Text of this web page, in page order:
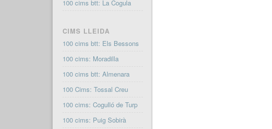
100 cims btt: La Cogula
CIMS LLEIDA
100 cims btt: Els Bessons
100 cims: Moradilla
100 cims btt: Almenara
100 Cims: Tossal Creu
100 cims: Cogulló de Turp
100 cims: Puig Sobirà